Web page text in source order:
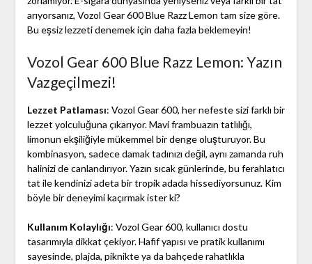
arıyorsanız, Vozol Gear 600 Blue Razz Lemon tam size göre.
Bu eşsiz lezzeti denemek için daha fazla beklemeyin!
Vozol Gear 600 Blue Razz Lemon: Yazın
Vazgeçilmezi!
Lezzet Patlaması: Vozol Gear 600, her nefeste sizi farklı bir
lezzet yolculuğuna çıkarıyor. Mavi frambuazın tatlılığı,
limonun ekşiliğiyle mükemmel bir denge oluşturuyor. Bu
kombinasyon, sadece damak tadınızı değil, aynı zamanda ruh
halinizi de canlandırıyor. Yazın sıcak günlerinde, bu ferahlatıcı
tat ile kendinizi adeta bir tropik adada hissediyorsunuz. Kim
böyle bir deneyimi kaçırmak ister ki?
Kullanım Kolaylığı: Vozol Gear 600, kullanıcı dostu
tasarımıyla dikkat çekiyor. Hafif yapısı ve pratik kullanımı
sayesinde, plajda, piknikte ya da bahçede rahatlıkla